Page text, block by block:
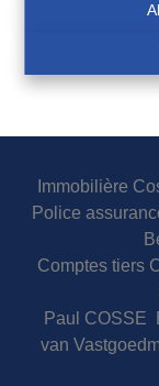
Immobilière
Police
Comptes tiers
Paul COSSE
van